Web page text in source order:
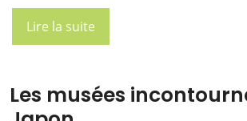
Lire la suite
Les musées